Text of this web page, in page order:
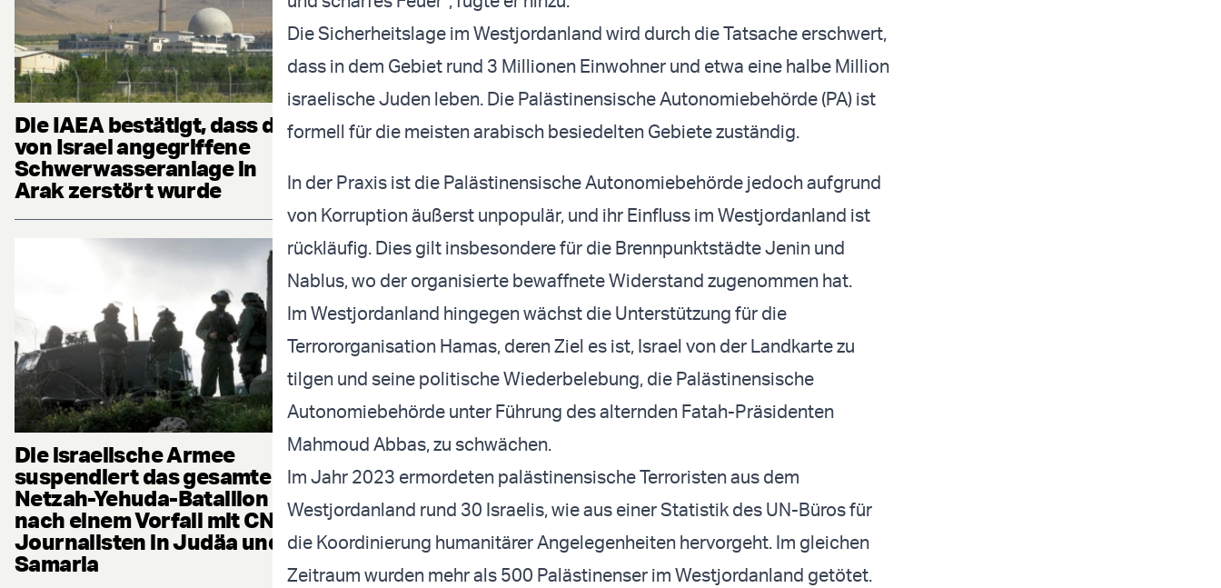
Die IAEA bestätigt, dass die
von Israel angegriffene
Schwerwasseranlage in
Arak zerstört wurde
Die israelische Armee
suspendiert das gesamte
Netzah-Yehuda-Bataillon
nach einem Vorfall mit CNN-
Journalisten in Judäa und
Samaria
Die Sicherheitslage im Westjordanland wird durch die Tatsache erschwert,
dass in dem Gebiet rund 3 Millionen Einwohner und etwa eine halbe Million
israelische Juden leben. Die Palästinensische Autonomiebehörde (PA) ist
formell für die meisten arabisch besiedelten Gebiete zuständig.
In der Praxis ist die Palästinensische Autonomiebehörde jedoch aufgrund
von Korruption äußerst unpopulär, und ihr Einfluss im Westjordanland ist
rückläufig. Dies gilt insbesondere für die Brennpunktstädte Jenin und
Nablus, wo der organisierte bewaffnete Widerstand zugenommen hat.
Im Westjordanland hingegen wächst die Unterstützung für die
Terrororganisation Hamas, deren Ziel es ist, Israel von der Landkarte zu
tilgen und seine politische Wiederbelebung, die Palästinensische
Autonomiebehörde unter Führung des alternden Fatah-Präsidenten
Mahmoud Abbas, zu schwächen.
Im Jahr 2023 ermordeten palästinensische Terroristen aus dem
Westjordanland rund 30 Israelis, wie aus einer Statistik des UN-Büros für
die Koordinierung humanitärer Angelegenheiten hervorgeht. Im gleichen
Zeitraum wurden mehr als 500 Palästinenser im Westjordanland getötet.